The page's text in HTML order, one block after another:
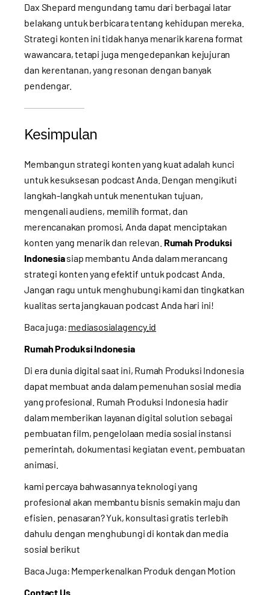
Dax Shepard mengundang tamu dari berbagai latar
belakang untuk berbicara tentang kehidupan mereka.
Strategi konten ini tidak hanya menarik karena format
wawancara, tetapi juga mengedepankan kejujuran
dan kerentanan, yang resonan dengan banyak
pendengar.
Kesimpulan
Membangun strategi konten yang kuat adalah kunci
untuk kesuksesan podcast Anda. Dengan mengikuti
langkah-langkah untuk menentukan tujuan,
mengenali audiens, memilih format, dan
merencanakan promosi, Anda dapat menciptakan
konten yang menarik dan relevan. Rumah Produksi
Indonesiasiap membantu Anda dalam merancang
strategi konten yang efektif untuk podcast Anda.
Jangan ragu untuk menghubungi kami dan tingkatkan
kualitas serta jangkauan podcast Anda hari ini!
Baca juga: mediasosialagency.id
Rumah Produksi Indonesia
Di era dunia digital saat ini, Rumah Produksi Indonesia
dapat membuat anda dalam pemenuhan sosial media
yang profesional. Rumah Produksi Indonesia hadir
dalam memberikan layanan digital solution sebagai
pembuatan film, pengelolaan media sosial instansi
pemerintah, dokumentasi kegiatan event, pembuatan
animasi.
kami percaya bahwasannya teknologi yang
profesional akan membantu bisnis semakin maju dan
efisien. penasaran? Yuk, konsultasi gratis terlebih
dahulu dengan menghubungi di kontak dan media
sosial berikut
Baca Juga: Memperkenalkan Produk dengan Motion
Contact Us